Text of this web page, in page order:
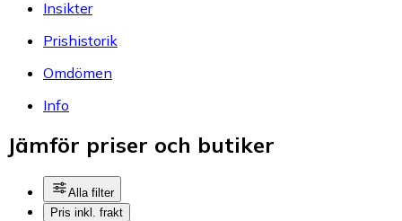
Insikter
Prishistorik
Omdömen
Info
Jämför priser och butiker
Alla filter
Pris inkl. frakt